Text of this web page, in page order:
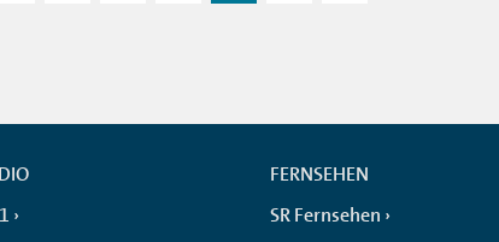
FERNSEHEN
SR Fernsehen